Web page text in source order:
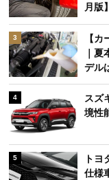
月版】
3
【
｜
デル
4
スズ
境性
5
ト
仕様